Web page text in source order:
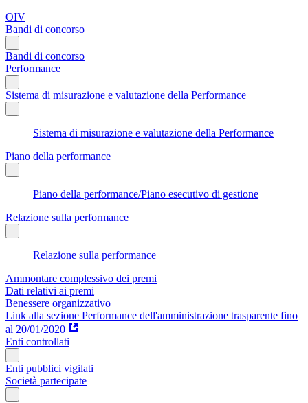
OIV
Bandi di concorso
Bandi di concorso
Performance
Sistema di misurazione e valutazione della Performance
Sistema di misurazione e valutazione della Performance
Piano della performance
Piano della performance/Piano esecutivo di gestione
Relazione sulla performance
Relazione sulla performance
Ammontare complessivo dei premi
Dati relativi ai premi
Benessere organizzativo
Link alla sezione Performance dell'amministrazione trasparente fino
al 20/01/2020
Enti controllati
Enti pubblici vigilati
Società partecipate